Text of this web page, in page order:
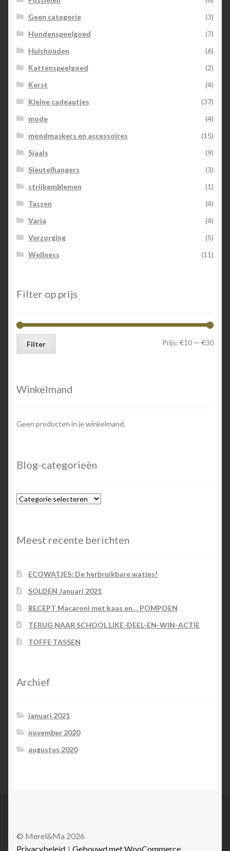
Geen categorie
(3)
Hondenspeelgoed
(7)
Huishouden
(6)
Kattenspeelgoed
(2)
Kerst
(4)
Kleine cadeautjes
(37)
mode
(4)
mondmaskers en accessoires
(15)
Sjaals
(9)
Sleutelhangers
(3)
strijkemblemen
(1)
Tassen
(4)
Varia
(4)
Verzorging
(5)
Wellness
(11)
Filter op prijs
Min.
Max.
Filter Prijs: €10 — €30
Winkelmand
Geen producten in je winkelmand.
Blog-categorieën
Blog-
Meest recente berichten
ECOWATJES: De herbruikbare watjes!
SOLDEN Januari 2021
RECEPT Macaroni met kaas en… POMPOEN
TERUG NAAR SCHOOL LIKE-DEEL-EN-WIN-ACTIE
TOFFE TASSEN
Archief
januari 2021
november 2020
augustus 2020
© Merel&Ma 2026
Privacybeleid
Gebouwd met WooCommerce